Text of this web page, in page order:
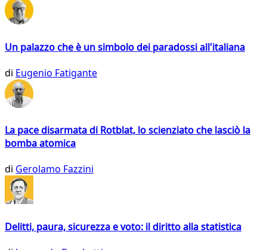
Un palazzo che è un simbolo dei paradossi all'italiana
di Eugenio Fatigante
La pace disarmata di Rotblat, lo scienziato che lasciò la
bomba atomica
di Gerolamo Fazzini
Delitti, paura, sicurezza e voto: il diritto alla statistica